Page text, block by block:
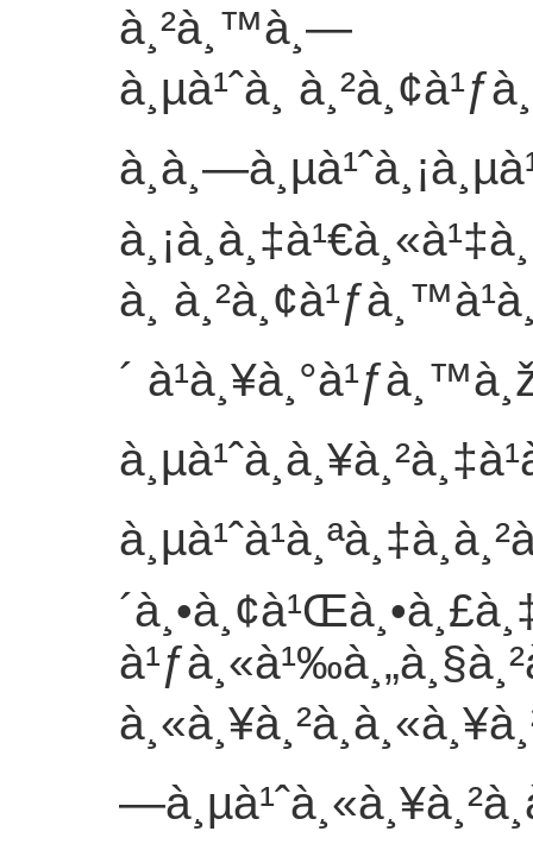
à¸²à¸™à¸—
à¸µà¹ˆà¸
à¸
´